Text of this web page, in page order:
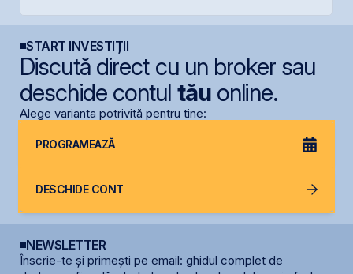
START INVESTIȚII
Discută direct cu un broker sau
deschide contul tăuonline.
Alege varianta potrivită pentru tine:
PROGRAMEAZĂ
DESCHIDE CONT
NEWSLETTER
Înscrie-te și primești pe email: ghidul complet de